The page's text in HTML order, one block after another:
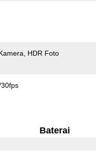
HDR Foto
Baterai